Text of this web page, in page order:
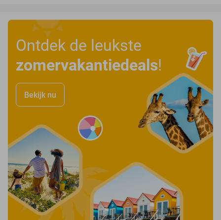
Ontdek de leukste
zomervakantiedeals!
Bekijk nu